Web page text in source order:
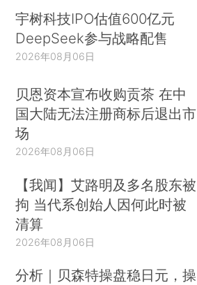
宇树科技IPO估值600亿元
DeepSeek参与战略配售
2026年08月06日
贝恩资本宣布收购贡茶 在中
国大陆无法注册商标后退出市
场
2026年08月06日
【我闻】艾路明及多名股东被
拘 当代系创始人因何此时被
清算
2026年08月06日
分析｜贝森特操盘稳日元，操